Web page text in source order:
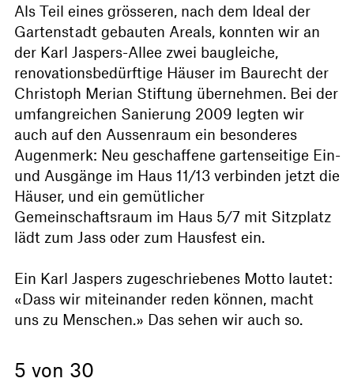
Als Teil eines grösseren, nach dem Ideal der
Gartenstadt gebauten Areals, konnten wir an
der Karl Jaspers-Allee zwei baugleiche,
renovationsbedürftige Häuser im Baurecht der
Christoph Merian Stiftung übernehmen. Bei der
umfangreichen Sanierung 2009 legten wir
auch auf den Aussenraum ein besonderes
Augenmerk: Neu geschaffene gartenseitige Ein-
und Ausgänge im Haus 11/13 verbinden jetzt die
Häuser, und ein gemütlicher
Gemeinschaftsraum im Haus 5/7 mit Sitzplatz
lädt zum Jass oder zum Hausfest ein.
Ein Karl Jaspers zugeschriebenes Motto lautet:
«Dass wir miteinander reden können, macht
uns zu Menschen.» Das sehen wir auch so.
5 von 30